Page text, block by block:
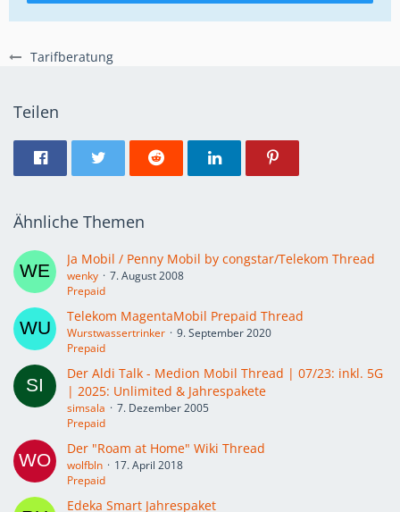
Tarifberatung
Teilen
Ähnliche Themen
Ja Mobil / Penny Mobil by congstar/Telekom Thread
wenky
7. August 2008
Prepaid
Telekom MagentaMobil Prepaid Thread
Wurstwassertrinker
9. September 2020
Prepaid
Der Aldi Talk - Medion Mobil Thread | 07/23: inkl. 5G
| 2025: Unlimited & Jahrespakete
simsala
7. Dezember 2005
Prepaid
Der "Roam at Home" Wiki Thread
wolfbln
17. April 2018
Prepaid
Edeka Smart Jahrespaket